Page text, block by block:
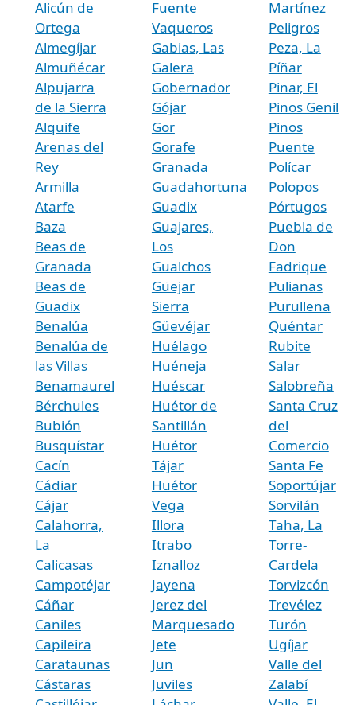
Alicún de
Ortega
Almegíjar
Almuñécar
Alpujarra
de la Sierra
Alquife
Arenas del
Rey
Armilla
Atarfe
Baza
Beas de
Granada
Beas de
Guadix
Benalúa
Benalúa de
las Villas
Benamaurel
Bérchules
Bubión
Busquístar
Cacín
Cádiar
Cájar
Calahorra,
La
Calicasas
Campotéjar
Cáñar
Caniles
Capileira
Carataunas
Cástaras
Fuente
Vaqueros
Gabias, Las
Galera
Gobernador
Gójar
Gor
Gorafe
Granada
Guadahortuna
Guadix
Guajares,
Los
Gualchos
Güejar
Sierra
Güevéjar
Huélago
Huéneja
Huéscar
Huétor de
Santillán
Huétor
Tájar
Huétor
Vega
Illora
Itrabo
Iznalloz
Jayena
Jerez del
Marquesado
Jete
Jun
Juviles
Martínez
Peligros
Peza, La
Píñar
Pinar, El
Pinos Genil
Pinos
Puente
Polícar
Polopos
Pórtugos
Puebla de
Don
Fadrique
Pulianas
Purullena
Quéntar
Rubite
Salar
Salobreña
Santa Cruz
del
Comercio
Santa Fe
Soportújar
Sorvilán
Taha, La
Torre-
Cardela
Torvizcón
Trevélez
Turón
Ugíjar
Valle del
Zalabí